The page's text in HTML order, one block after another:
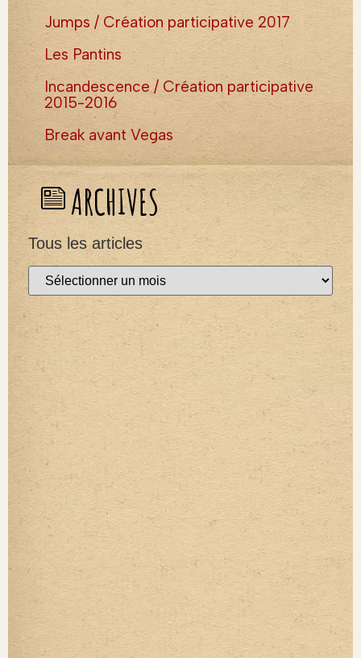
Jumps / Création participative 2017
Les Pantins
Incandescence / Création participative
2015-2016
Break avant Vegas
ARCHIVES
Tous les articles